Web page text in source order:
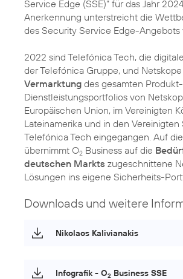
Service Edge (SSE)" für das Jahr
Anerkennung unterstreicht die
des Security Service Edge-Angebots
2022 sind Telefónica Tech, die
der Telefónica Gruppe, und
Vermarktung des gesamten
Dienstleistungsportfolios von
Europäischen Union, im Vereinigten
Lateinamerika und in den
Telefónica Tech eingegangen. Auf
übernimmt O2 Business auf die
deutschen Markts zugeschnittene
Lösungen ins eigene Sicherheits-
Downloads und weitere
Nikolaos Kalivianakis
Infografik - O2 Business SSE